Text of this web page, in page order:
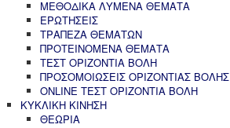
ΜΕΘΟΔΙΚΑ ΛΥΜΕΝΑ ΘΕΜΑΤΑ
ΕΡΩΤΗΣΕΙΣ
ΤΡΑΠΕΖΑ ΘΕΜΑΤΩΝ
ΠΡΟΤΕΙΝΟΜΕΝΑ ΘΕΜΑΤΑ
ΤΕΣΤ ΟΡΙΖΟΝΤΙΑ ΒΟΛΗ
ΠΡΟΣΟΜΟΙΩΣΕΙΣ ΟΡΙΖΟΝΤΙΑΣ ΒΟΛΗΣ
ONLINE ΤΕΣΤ ΟΡΙΖΟΝΤΙΑ ΒΟΛΗ
ΚΥΚΛΙΚΗ ΚΙΝΗΣΗ
ΘΕΩΡΙΑ